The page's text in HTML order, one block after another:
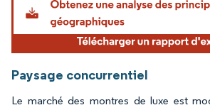
Paysage concurrentiel
Le marché des montres de luxe est